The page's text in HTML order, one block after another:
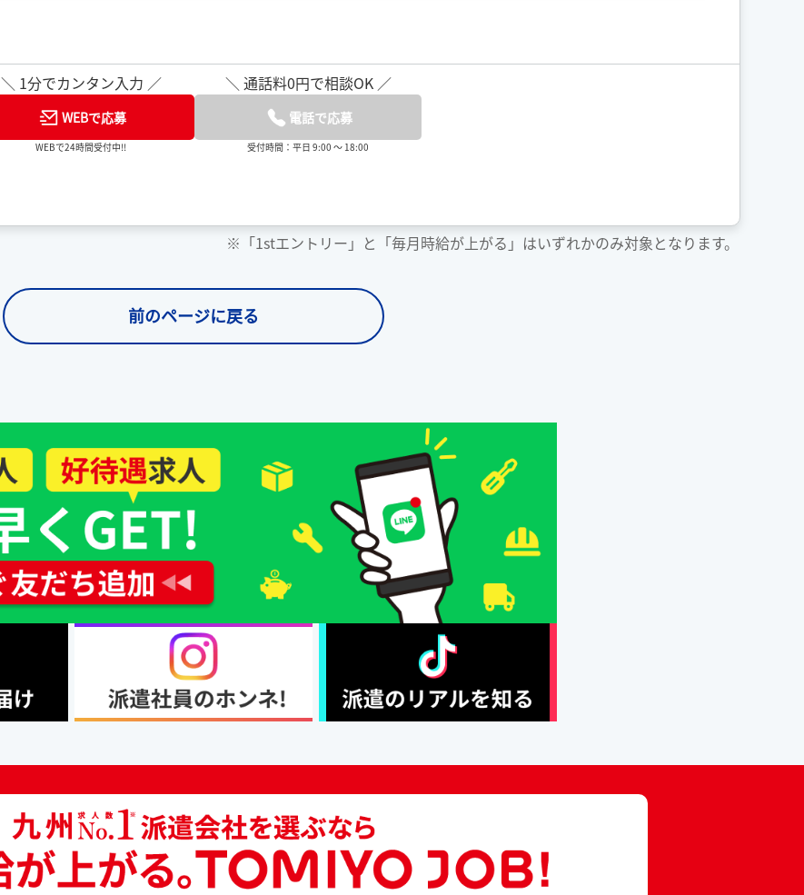
＼ 1分でカンタン入力 ／
WEBで応募
WEBで24時間受付中!!
＼ 通話料0円で相談OK ／
電話で応募
受付時間：平日 9:00 ～ 18:00
※「1stエントリー」と「毎月時給が上がる」はいずれかのみ対象となります。
前のページに戻る